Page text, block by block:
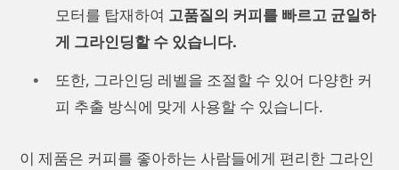
모터를 탑재하여 고품질의 커피를 빠르고 균일하
게 그라인딩할 수 있습니다.
또한, 그라인딩 레벨을 조절할 수 있어 다양한 커
피 추출 방식에 맞게 사용할 수 있습니다.
이 제품은 커피를 좋아하는 사람들에게 편리한 그라인